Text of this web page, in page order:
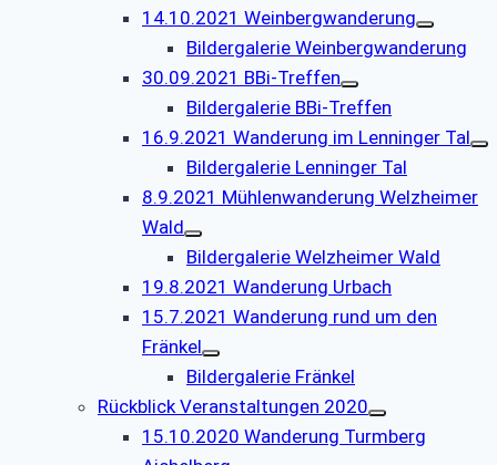
14.10.2021 Weinbergwanderung
Bildergalerie Weinbergwanderung
30.09.2021 BBi-Treffen
Bildergalerie BBi-Treffen
16.9.2021 Wanderung im Lenninger Tal
Bildergalerie Lenninger Tal
8.9.2021 Mühlenwanderung Welzheimer
Wald
Bildergalerie Welzheimer Wald
19.8.2021 Wanderung Urbach
15.7.2021 Wanderung rund um den
Fränkel
Bildergalerie Fränkel
Rückblick Veranstaltungen 2020
15.10.2020 Wanderung Turmberg